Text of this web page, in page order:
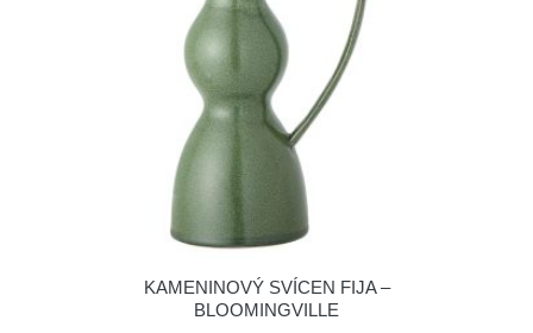
KAMENINOVÝ SVÍCEN FIJA –
BLOOMINGVILLE